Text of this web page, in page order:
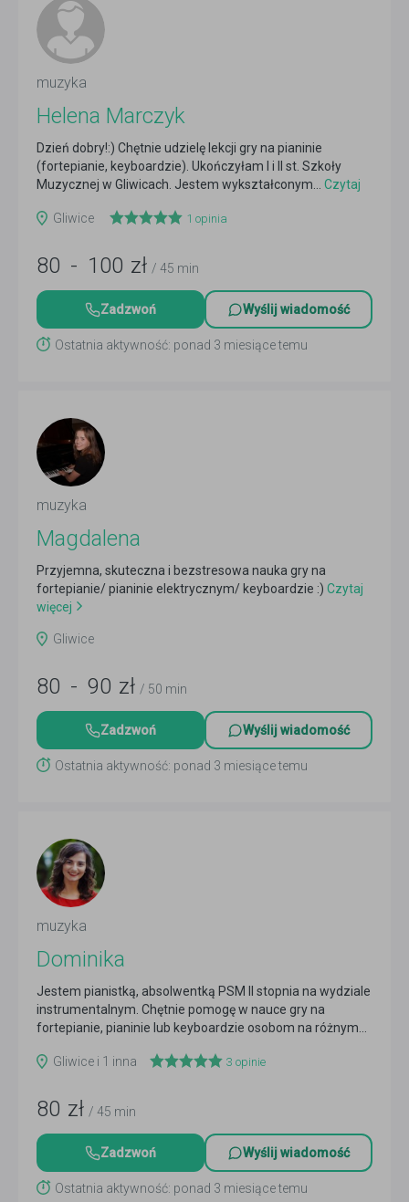
muzyka
Helena Marczyk
Dzień dobry!:) Chętnie udzielę lekcji gry na pianinie
(fortepianie, keyboardzie). Ukończyłam I i II st. Szkoły
Muzycznej w Gliwicach. Jestem wykształconym...
Czytaj
Gliwice
1 opinia
80 - 100 zł / 45 min
Zadzwoń Wyślij wiadomość
Ostatnia aktywność: ponad 3 miesiące temu
muzyka
Magdalena
Przyjemna, skuteczna i bezstresowa nauka gry na
fortepianie/ pianinie elektrycznym/ keyboardzie :) Czytaj
więcej
Gliwice
80 - 90 zł / 50 min
Zadzwoń Wyślij wiadomość
Ostatnia aktywność: ponad 3 miesiące temu
muzyka
Dominika
Jestem pianistką, absolwentką PSM II stopnia na wydziale
instrumentalnym. Chętnie pomogę w nauce gry na
fortepianie, pianinie lub keyboardzie osobom na różnym...
Gliwice i 1 inna
3 opinie
80 zł / 45 min
Zadzwoń Wyślij wiadomość
Ostatnia aktywność: ponad 3 miesiące temu